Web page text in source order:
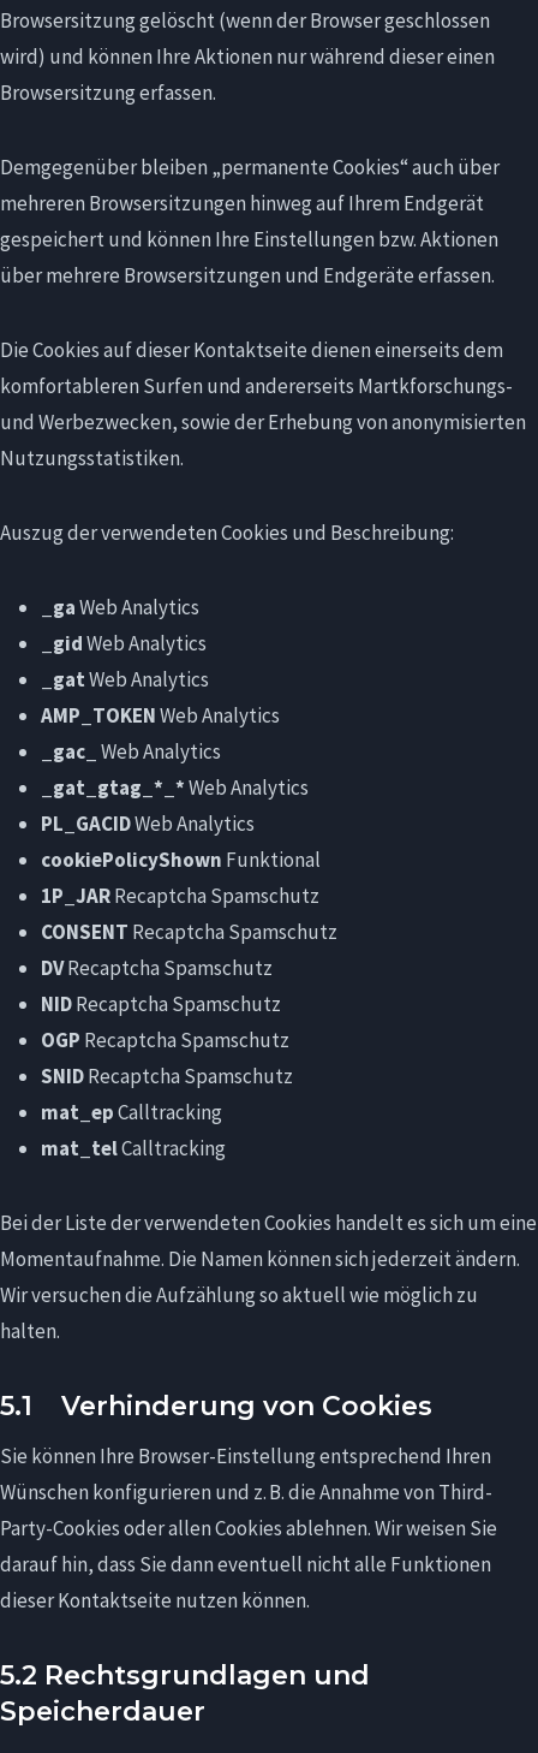
Browsersitzung gelöscht (wenn der Browser geschlossen
wird) und können Ihre Aktionen nur während dieser einen
Browsersitzung erfassen.
Demgegenüber bleiben „permanente Cookies“ auch über
mehreren Browsersitzungen hinweg auf Ihrem Endgerät
gespeichert und können Ihre Einstellungen bzw. Aktionen
über mehrere Browsersitzungen und Endgeräte erfassen.
Die Cookies auf dieser Kontaktseite dienen einerseits dem
komfortableren Surfen und andererseits Martkforschungs-
und Werbezwecken, sowie der Erhebung von anonymisierten
Nutzungsstatistiken.
Auszug der verwendeten Cookies und Beschreibung:
_gaWeb Analytics
_gidWeb Analytics
_gatWeb Analytics
AMP_TOKENWeb Analytics
_gac_ Web Analytics
_gat_gtag_*_*Web Analytics
PL_GACIDWeb Analytics
cookiePolicyShown Funktional
1P_JARRecaptcha Spamschutz
CONSENT Recaptcha Spamschutz
DVRecaptcha Spamschutz
NIDRecaptcha Spamschutz
OGP Recaptcha Spamschutz
SNIDRecaptcha Spamschutz
mat_epCalltracking
mat_telCalltracking
Bei der Liste der verwendeten Cookies handelt es sich um eine
Momentaufnahme. Die Namen können sich jederzeit ändern.
Wir versuchen die Aufzählung so aktuell wie möglich zu
halten.
5.1 Verhinderung von Cookies
Sie können Ihre Browser-Einstellung entsprechend Ihren
Wünschen konfigurieren und z. B. die Annahme von Third-
Party-Cookies oder allen Cookies ablehnen. Wir weisen Sie
darauf hin, dass Sie dann eventuell nicht alle Funktionen
dieser Kontaktseite nutzen können.
5.2 Rechtsgrundlagen und
Speicherdauer